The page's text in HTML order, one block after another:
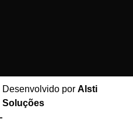
Desenvolvido por Alsti
Soluções